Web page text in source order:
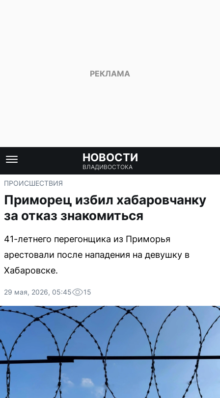
НОВОСТИ
ВЛАДИВОСТОКА
ПРОИСШЕСТВИЯ
Приморец избил хабаровчанку
за отказ знакомиться
41-летнего перегонщика из Приморья
арестовали после нападения на девушку в
Хабаровске.
29 мая, 2026, 05:45 15